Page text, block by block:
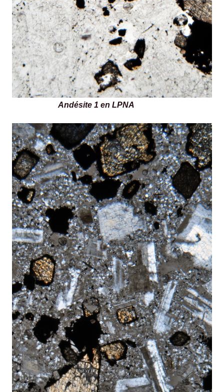
Andésite 1 en LPNA